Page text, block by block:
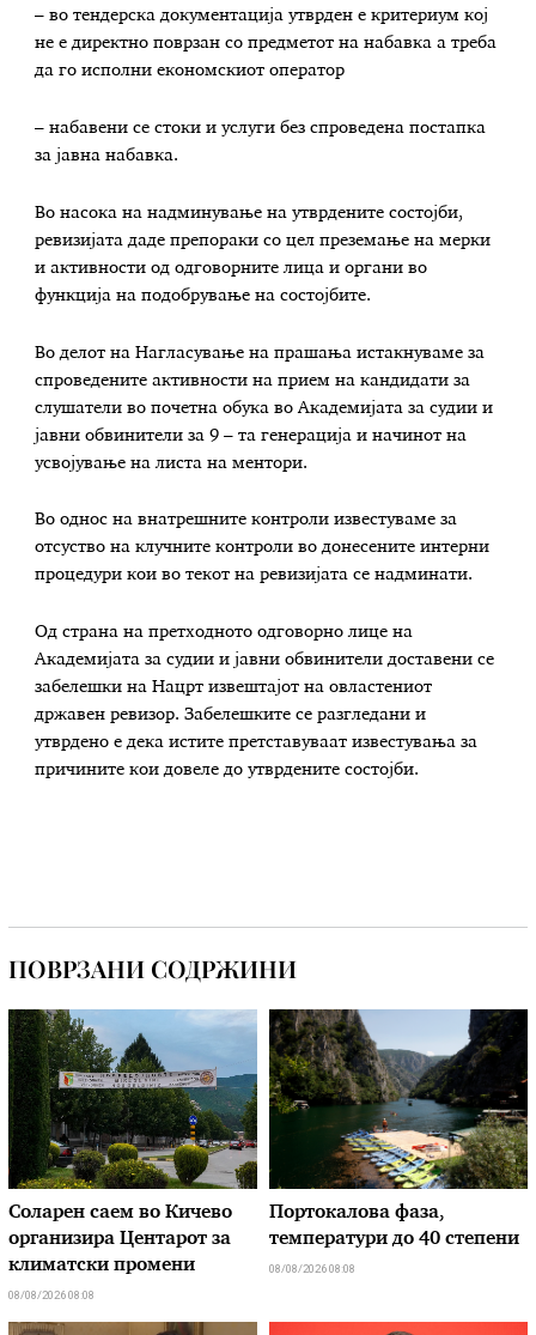
– во тендерска документација утврден е критериум кој
не е директно поврзан со предметот на набавка а треба
да го исполни економскиот оператор
– набавени се стоки и услуги без спроведена постапка
за јавна набавка.
Во насока на надминување на утврдените состојби,
ревизијата даде препораки со цел преземање на мерки
и активности од одговорните лица и органи во
функција на подобрување на состојбите.
Во делот на Нагласување на прашања истакнуваме за
спроведените активности на прием на кандидати за
слушатели во почетна обука во Академијата за судии и
јавни обвинители за 9 – та генерација и начинот на
усвојување на листа на ментори.
Во однос на внатрешните контроли известуваме за
отсуство на клучните контроли во донесените интерни
процедури кои во текот на ревизијата се надминати.
Од страна на претходното одговорно лице на
Академијата за судии и јавни обвинители доставени се
забелешки на Нацрт извештајот на овластениот
државен ревизор. Забелешките се разгледани и
утврдено е дека истите претставуваат известувања за
причините кои довеле до утврдените состојби.
ПОВРЗАНИ СОДРЖИНИ
Соларен саем во Кичево
организира Центарот за
климатски промени
08/08/2026 08:08
Портокалова фаза,
температури до 40 степени
08/08/2026 08:08